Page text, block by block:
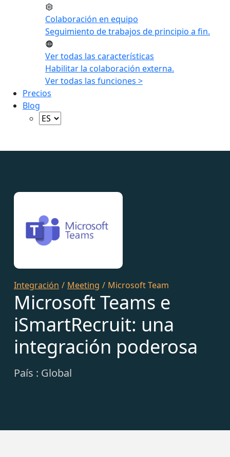
Colaboración en equipo
Seguimiento de trabajos de principio a fin.
Ver todas las características
Habilitar la colaboración externa.
Ver todas las funciones >
Precios
Blog
Integración / Meeting / Microsoft Team
Microsoft Teams e
iSmartRecruit: una
integración poderosa
País : Global